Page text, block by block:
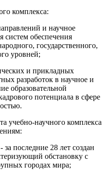
комплекса:
и научное
систем обеспечения
государственного,
уровней;
и прикладных
разработок в научное и
образовательной
потенциала в сфере
учебно-научного комплекса
последние 28 лет создан
обстановку с
городах мира;